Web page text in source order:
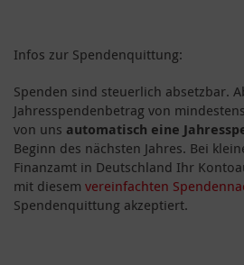
Infos zur Spendenquittung:
Spenden sind steuerlich absetzbar.
Jahresspendenbetrag von
von uns automatisch eine
Beginn des nächsten Jahres. Bei
Finanzamt in Deutschland Ihr
mit diesem vereinfachten
Spendenquittung akzeptiert.